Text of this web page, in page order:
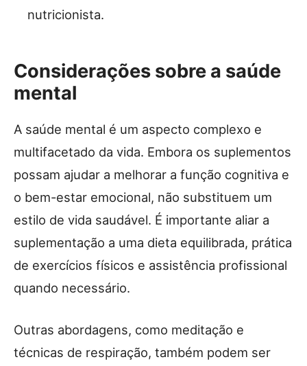
nutricionista.
Considerações sobre a saúde
mental
A saúde mental é um aspecto complexo e
multifacetado da vida. Embora os suplementos
possam ajudar a melhorar a função cognitiva e
o bem-estar emocional, não substituem um
estilo de vida saudável. É importante aliar a
suplementação a uma dieta equilibrada, prática
de exercícios físicos e assistência profissional
quando necessário.
Outras abordagens, como meditação e
técnicas de respiração, também podem ser